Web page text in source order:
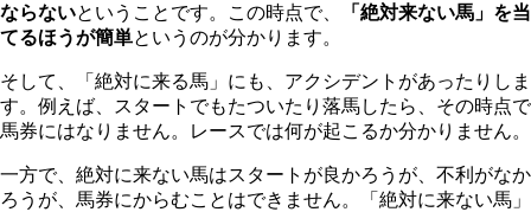
ならないということです。この時点で、
「絶対来ない馬」を当
てるほうが簡単というのが分かります。
そして、「絶対に来る馬」にも、アクシデントがあったりしま
す。例えば、スタートでもたついたり落馬したら、その時点で
馬券にはなりません。レースでは何が起こるか分かりません。
一方で、絶対に来ない馬はスタートが良かろうが、不利がなか
ろうが、馬券にからむことはできません。「絶対に来ない馬」